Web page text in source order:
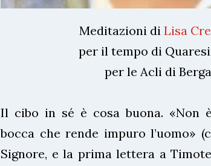
Meditazioni di Lisa
per il tempo di
per le Acli di
Il cibo in sé è cosa buona. «Non
bocca che rende impuro l’uomo»
Signore, e la prima lettera a